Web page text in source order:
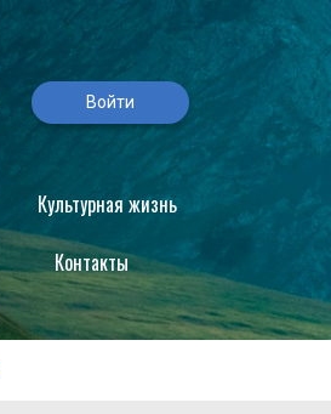
Войти
Культурная жизнь
Контакты